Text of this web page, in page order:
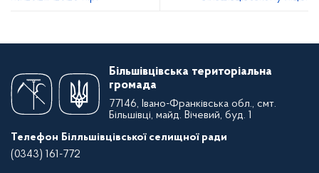
Більшівцівська територіальна
громада
77146, Івано-Франківська обл., смт.
Більшівці, майд. Вічевий, буд. 1
Телефон Білльшівцівської селищної ради
(0343) 161-772